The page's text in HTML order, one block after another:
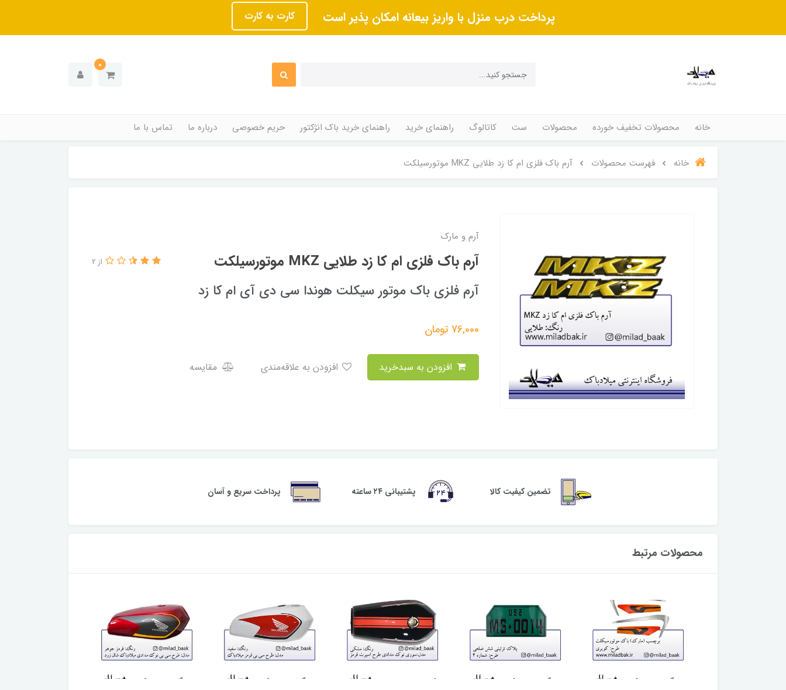
پرداخت درب منزل با واریز بیعانه امکان پذیر است کارت به کارت
0
خانه محصولات تخفیف خورده محصولات ست کاتالوگ راهنمای خرید راهنمای خرید باک انژکتور حریم خصوصی درباره ما تماس با ما
خانه فهرست محصولات آرم باک فلزی ام کا زد طلایی MKZ موتورسیلکت
آرم و مارک
آرم باک فلزی ام کا زد طلایی MKZ موتورسیلکت از 2
آرم فلزی باک موتور سیکلت هوندا سی دی آی ام کا زد
76,000تومان
مقایسه
تضمین کیفیت کالا پشتیبانی ۲۴ ساعته پرداخت سریع و آسان
محصولات مرتبط